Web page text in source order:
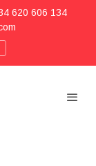
620 606 134